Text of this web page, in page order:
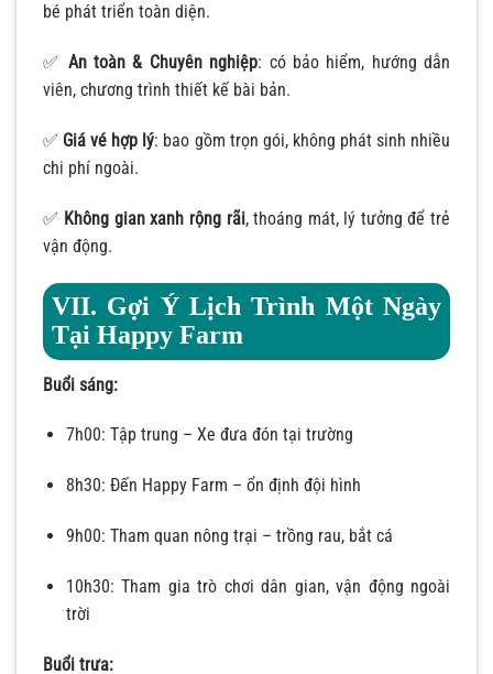
bé phát triển toàn diện.
✅ An toàn & Chuyên nghiệp: có bảo hiểm, hướng dẫn
viên, chương trình thiết kế bài bản.
✅ Giá vé hợp lý: bao gồm trọn gói, không phát sinh nhiều
chi phí ngoài.
✅ Không gian xanh rộng rãi, thoáng mát, lý tưởng để trẻ
vận động.
VII. Gợi Ý Lịch Trình Một Ngày
Tại Happy Farm
Buổi sáng:
7h00: Tập trung – Xe đưa đón tại trường
8h30: Đến Happy Farm – ổn định đội hình
9h00: Tham quan nông trại – trồng rau, bắt cá
10h30: Tham gia trò chơi dân gian, vận động ngoài
trời
Buổi trưa: